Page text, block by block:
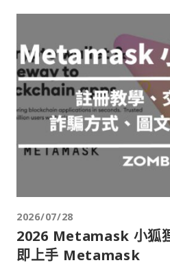
2026/07/28
2026 Metamask 小狐
即上手 Metamask